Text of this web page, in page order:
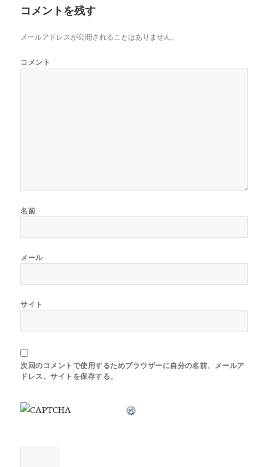
コメントを残す
メールアドレスが公開されることはありません。
コメント
名前
メール
サイト
次回のコメントで使用するためブラウザーに自分の名前、メールア
ドレス、サイトを保存する。